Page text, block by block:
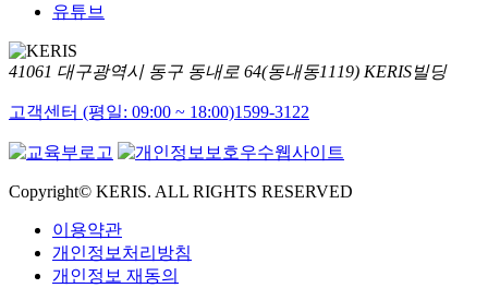
유튜브
41061 대구광역시 동구 동내로 64(동내동1119) KERIS빌딩
고객센터 (평일: 09:00 ~ 18:00)1599-3122
Copyright© KERIS. ALL RIGHTS RESERVED
이용약관
개인정보처리방침
개인정보 재동의